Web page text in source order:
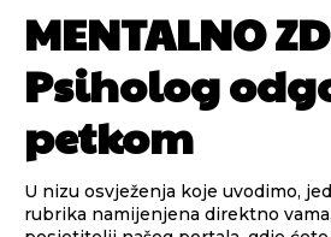
MENTALNO
Psiholog
petkom
U nizu osvježenja koje uvodimo,
rubrika namijenjena direktno